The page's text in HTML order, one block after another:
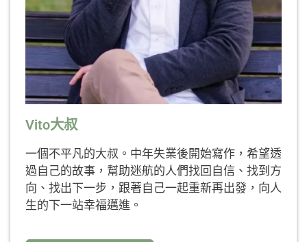
Vito大叔
一個不平凡的大叔。中年失業後開始寫作，希望透
過自己的故事，幫助迷航的人們找回自信、找到方
向、找出下一步，跟著自己一起重新再出發，向人
生的下一站幸福邁進。